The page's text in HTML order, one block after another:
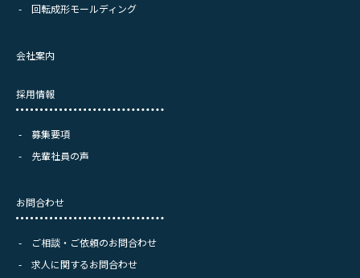
回転成形モールディング
会社案内
採用情報
募集要項
先輩社員の声
お問合わせ
ご相談・ご依頼のお問合わせ
求人に関するお問合わせ